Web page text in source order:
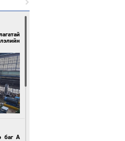
баг А